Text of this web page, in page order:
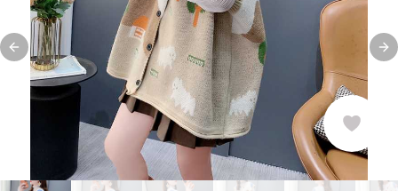
Previous slide